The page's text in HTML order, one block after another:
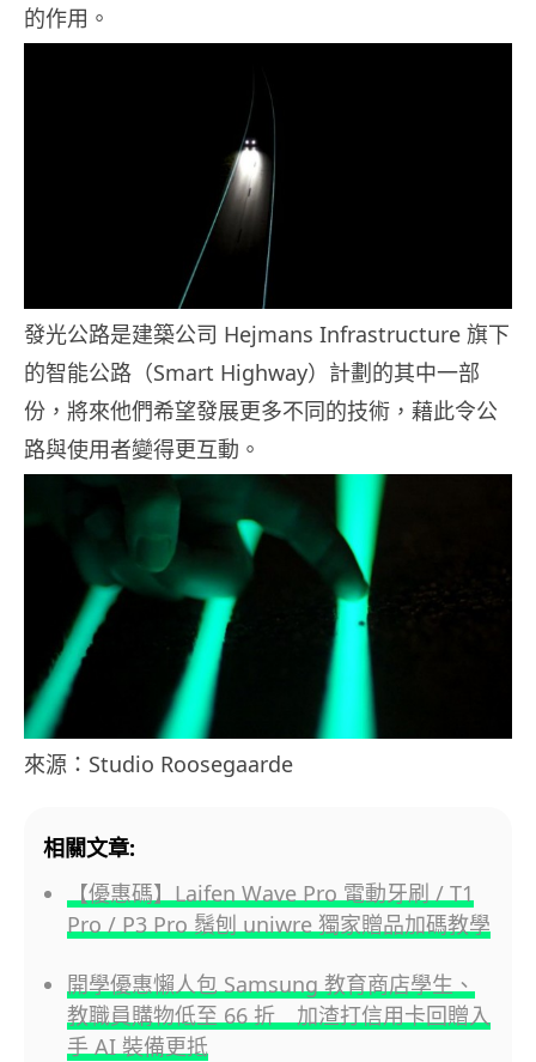
的作用。
發光公路是建築公司 Hejmans Infrastructure 旗下
的智能公路（Smart Highway）計劃的其中一部
份，將來他們希望發展更多不同的技術，藉此令公
路與使用者變得更互動。
來源：Studio Roosegaarde
相關文章:
【優惠碼】Laifen Wave Pro 電動牙刷 / T1
Pro / P3 Pro 鬚刨 uniwre 獨家贈品加碼教學
開學優惠懶人包 Samsung 教育商店學生、
教職員購物低至 66 折 加渣打信用卡回贈入
手 AI 裝備更抵